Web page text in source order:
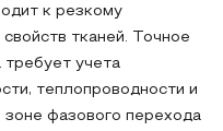
к резкому
тканей. Точное
требует учета
теплопроводности и
фазового перехода